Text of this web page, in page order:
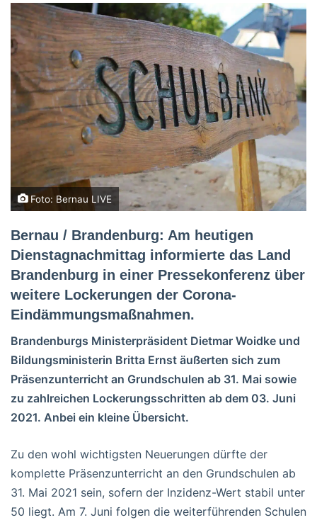
Foto: Bernau LIVE
Bernau / Brandenburg: Am heutigen
Dienstagnachmittag informierte das Land
Brandenburg in einer Pressekonferenz über
weitere Lockerungen der Corona-
Eindämmungsmaßnahmen.
Brandenburgs Ministerpräsident Dietmar Woidke und
Bildungsministerin Britta Ernst äußerten sich zum
Präsenzunterricht an Grundschulen ab 31. Mai sowie
zu zahlreichen Lockerungsschritten ab dem 03. Juni
2021. Anbei ein kleine Übersicht.
Zu den wohl wichtigsten Neuerungen dürfte der
komplette Präsenzunterricht an den Grundschulen ab
31. Mai 2021 sein, sofern der Inzidenz-Wert stabil unter
50 liegt. Am 7. Juni folgen die weiterführenden Schulen